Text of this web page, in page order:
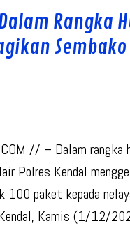
Rangka
COM // – Dalam
Polres Kendal
100 paket kepada
Kamis (1/12/